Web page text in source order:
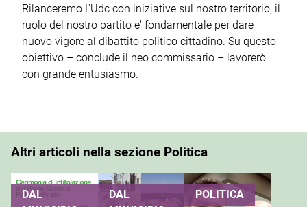
Rilanceremo L'Udc con iniziative sul nostro territorio, il
ruolo del nostro partito e' fondamentale per dare
nuovo vigore al dibattito politico cittadino. Su questo
obiettivo – conclude il neo commissario – lavorerò
con grande entusiasmo.
Altri articoli nella sezione Politica
DAL
DAL
POLITICA